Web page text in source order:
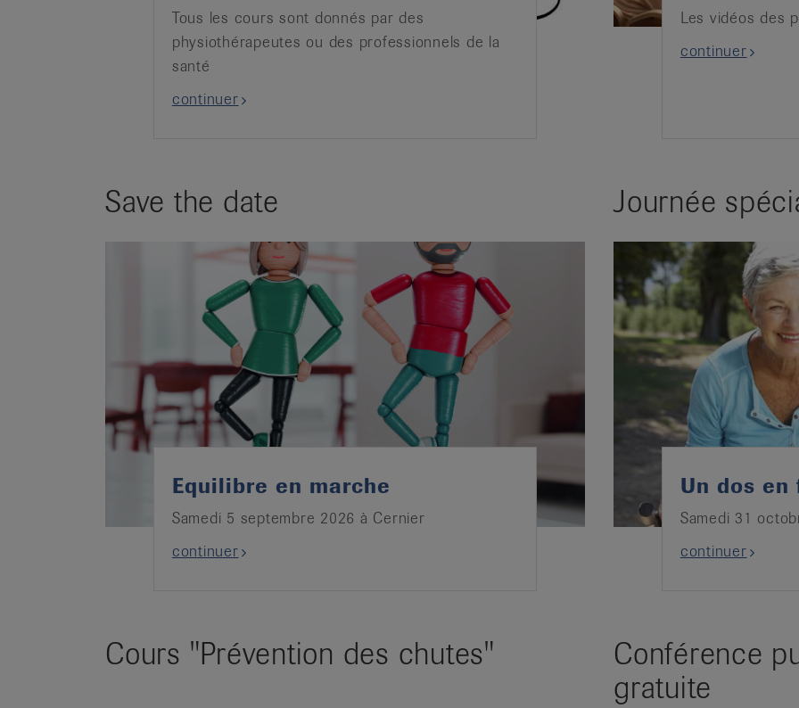
Tous les cours sont donnés par des
physiothérapeutes ou des professionnels de la
santé
continuer
Les vidéos des
continuer
Save the date
Equilibre en marche
Samedi 5 septembre 2026 à Cernier
continuer
Journée
Un dos en
Samedi 31
continuer
Cours "Prévention des chutes"
Conférence
gratuite